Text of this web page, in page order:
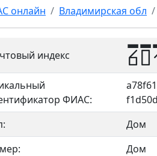
онлайн Владимирская обл
индекс
ФИАС:
Дом
Дом